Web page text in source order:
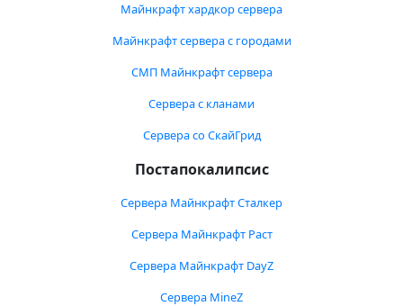
Майнкрафт хардкор сервера
Майнкрафт сервера с городами
СМП Майнкрафт сервера
Сервера с кланами
Сервера со СкайГрид
Постапокалипсис
Сервера Майнкрафт Сталкер
Сервера Майнкрафт Раст
Сервера Майнкрафт DayZ
Сервера MineZ